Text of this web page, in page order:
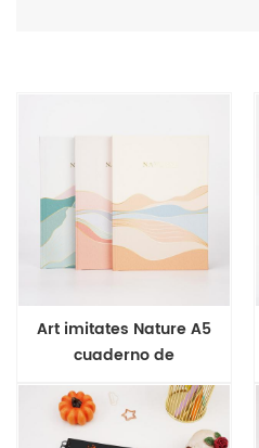
Art imitates Nature A5
cuaderno de
encuadernación con
estuche